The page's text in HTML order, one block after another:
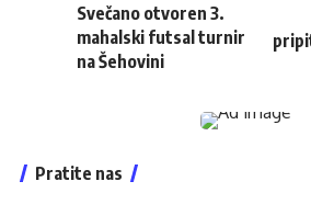
Svečano otvoren 3.
mahalski futsal turnir
na Šehovini
Pratite nas